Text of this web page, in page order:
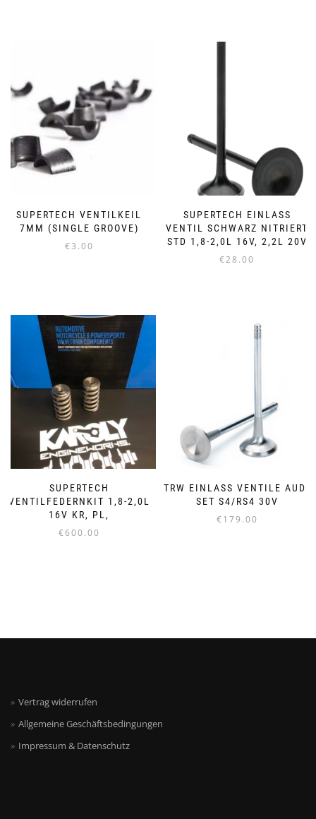
SUPERTECH VENTILKEIL
7MM (SINGLE GROOVE)
€3.00
SUPERTECH EINLASS
VENTIL SCHWARZ NITRIERT
STD 1,8-2,0L 16V, 2,2L 20V
€28.00
SUPERTECH
VENTILFEDERNKIT 1,8-2,0L
16V KR, PL,
€600.00
TRW EINLASS VENTILE AUDI
SET S4/RS4 30V
€179.00
Vertrag widerrufen
Allgemeine Geschäftsbedingungen
Impressum & Datenschutz